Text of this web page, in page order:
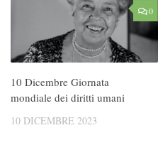
0
10 Dicembre Giornata
mondiale dei diritti umani
10 DICEMBRE 2023